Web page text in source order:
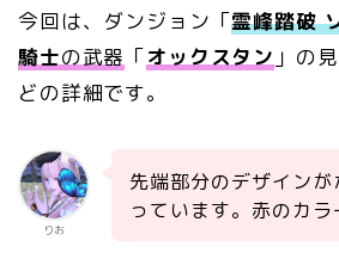
今回は、ダンジョン「霊峰踏破
騎士の武器 「オックスタン 」の
どの詳細です。
りお
先端部分のデザイン
っています。赤のカラ